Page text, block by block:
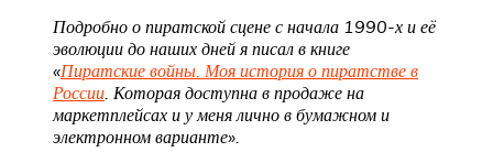
Подробно о пиратской сцене с начала 1990-х и её
эволюции до наших дней я писал в книге
«Пиратские войны. Моя история о пиратстве в
России. Которая доступна в продаже на
маркетплейсах и у меня лично в бумажном и
электронном варианте».